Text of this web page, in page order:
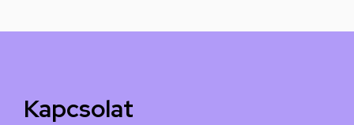
Kapcsolat